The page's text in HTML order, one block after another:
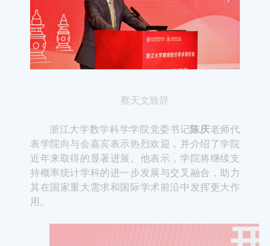
浙江大学数学科学学院党委书记
近年来取得的显著进展。他表示，学院将继续支
持概率统计学科的进一步发展与交叉融合，助力
其在国家重大需求和国际学术前沿中发挥更大作
用。